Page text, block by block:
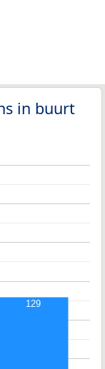
in buurt
129